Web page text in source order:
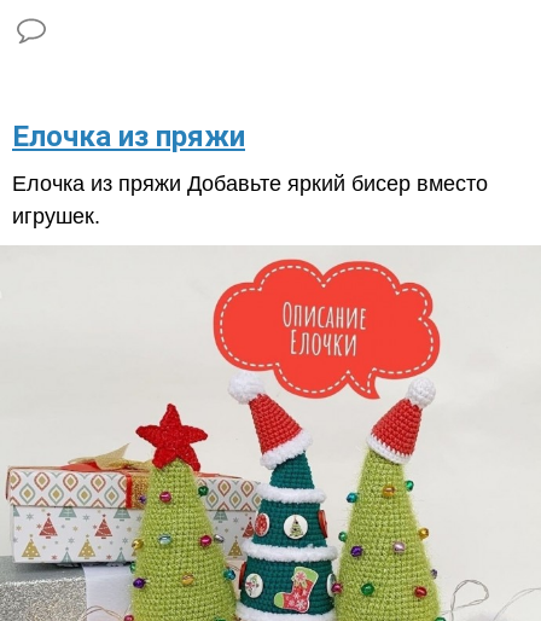
​Елочка из пряжи
Елочка из пряжи Добавьте яркий бисер вместо
игрушек.